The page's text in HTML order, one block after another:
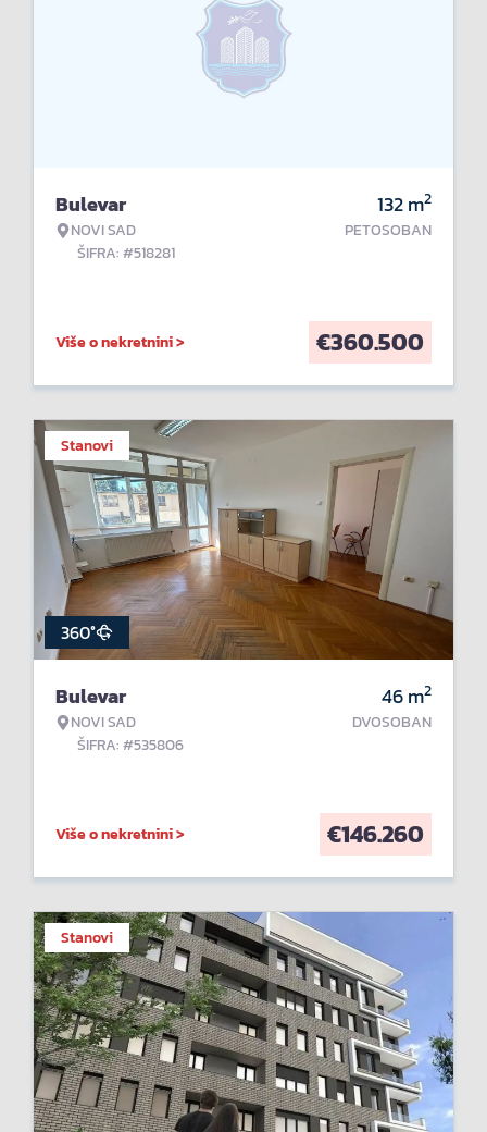
Bulevar
NOVI SAD
ŠIFRA: #518281
132m2
PETOSOBAN
Više o nekretnini > €360.500
Stanovi
360°
Bulevar
NOVI SAD
ŠIFRA: #535806
46m2
DVOSOBAN
Više o nekretnini > €146.260
Stanovi